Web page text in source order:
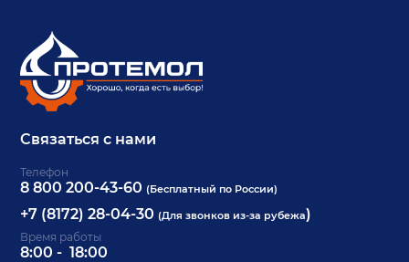
Связаться с нами
Телефон
8 800 200-43-60 (Бесплатный по России)
+7 (8172) 28-04-30 (Для звонков из-за рубежа)
Время работы
8:00 - 18:00